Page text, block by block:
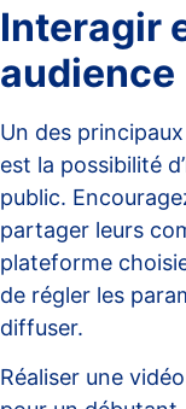
Interagir
audience
Un des
est la possibilité
public.
partager leurs
plateforme
de régler les
diffuser.
Réaliser une